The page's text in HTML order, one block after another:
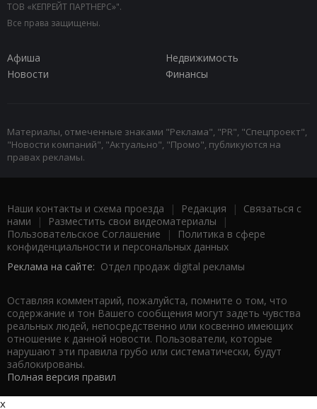
ТОВ «КЕПРЕЙТ ПАРТНЕРС»".
Все права защищены.
Афиша
Недвижимость
Новости
Финансы
Материалы, отмеченные знаками "Реклама", "PR", "Спецпроект",
"Новости компаний", "Актуально", "Промо", публикуются на
правах рекламы.
Наши контакты и схема проезда | Редакция | Связаться с
нами | Разместить свои видеоматериалы |
Пользовательское Соглашение |
Политика в сфере
конфиденциальности и персональных данных
Реклама на сайте: Отдел продаж digital рекламы
Оставляя комментарий, пожалуйста, помните о том, что
содержание и тон Вашего сообщения могут задеть чувства
реальных людей, непосредственно или косвенно имеющих
отношение к данной новости. Пользователи, которые
нарушают эти правила грубо или систематически, будут
заблокированы.
Полная версия правил
x